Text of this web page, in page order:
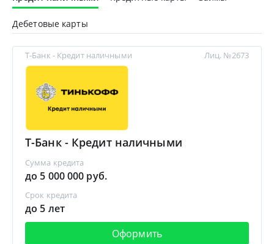
Дебетовые карты
Т-Банк - Кредит наличными
Т-Банк - Кредит наличными
Сумма кредита
до 5 000 000 руб.
Срок кредита
до 5 лет
Оформить
Лиц. №2673